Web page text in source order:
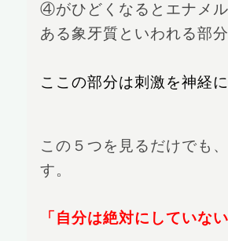
④がひどくなるとエナメ
ある象牙質といわれる部
ここの部分は刺激を神経
この５つを見るだけでも
す。
「自分は絶対にしていない